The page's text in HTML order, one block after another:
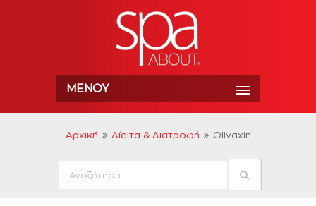
ΜΕΝΟΎ
Αρχική Δίαιτα & Διατροφή Olivaxin